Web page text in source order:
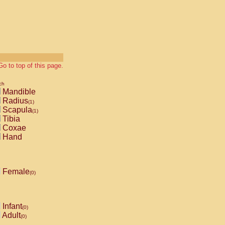
to top of this page.
Mandible
Radius(1)
Scapula(1)
Tibia
Coxae
Hand
Female(0)
Infant(0)
Adult(0)